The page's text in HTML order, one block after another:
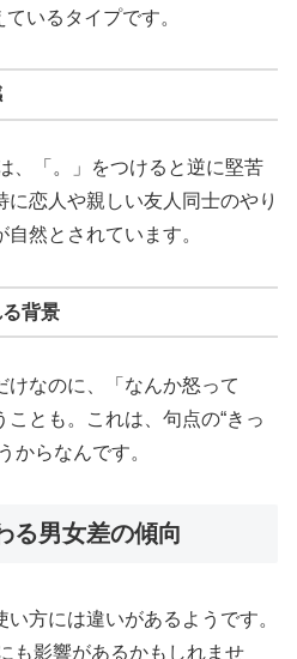
いるタイプです。
、「。」をつけると逆に堅苦
に恋人や親しい友人同士のやり
然とされています。
背景
なのに、「なんか怒って
とも。これは、句点の“きっ
からなんです。
る男女差の傾向
方には違いがあるようです。
も影響があるかもしれませ